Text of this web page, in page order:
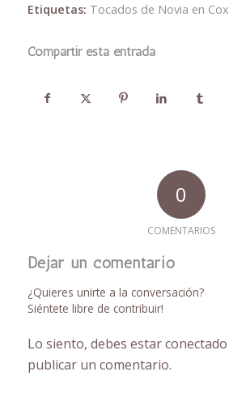
Etiquetas: Tocados de Novia en Cox
Compartir esta entrada
0
COMENTARIOS
Dejar un comentario
¿Quieres unirte a la conversación?
Siéntete libre de contribuir!
Lo siento, debes estarconectado
publicar un comentario.